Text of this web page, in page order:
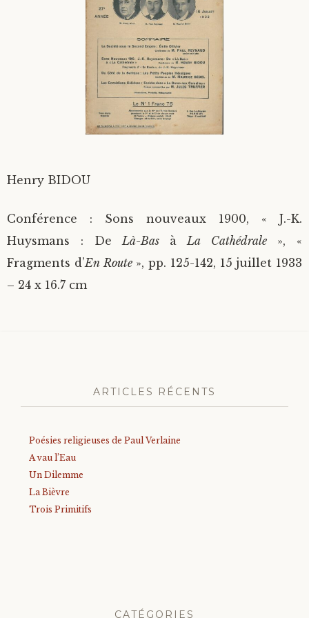
Langues étrangères
Henry BIDOU
Conférence : Sons nouveaux 1900, « J.-K.
Huysmans : DeLà-Bas à La Cathédrale», «
Fragments d’En Route», pp. 125-142, 15 juillet 1933
– 24 x 16.7 cm
ARTICLES RÉCENTS
Poésies religieuses de Paul Verlaine
A vau l’Eau
Un Dilemme
La Bièvre
Trois Primitifs
CATÉGORIES